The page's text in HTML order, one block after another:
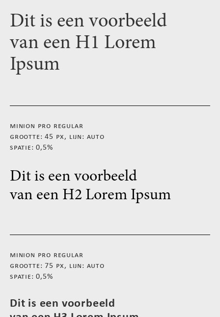
Dit is een voorbeeld
van een H1 Lorem
Ipsum
minion pro regular
grootte: 45 px, lijn: auto
spatie: 0,5%
Dit is een voorbeeld
van een H2 Lorem Ipsum
minion pro regular
grootte: 75 px, lijn: auto
spatie: 0,5%
Dit is een voorbeeld